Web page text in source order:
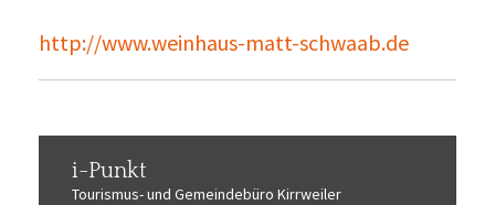
http://www.weinhaus-matt-schwaab.de
i-Punkt
Tourismus-und Gemeindebüro Kirrweiler